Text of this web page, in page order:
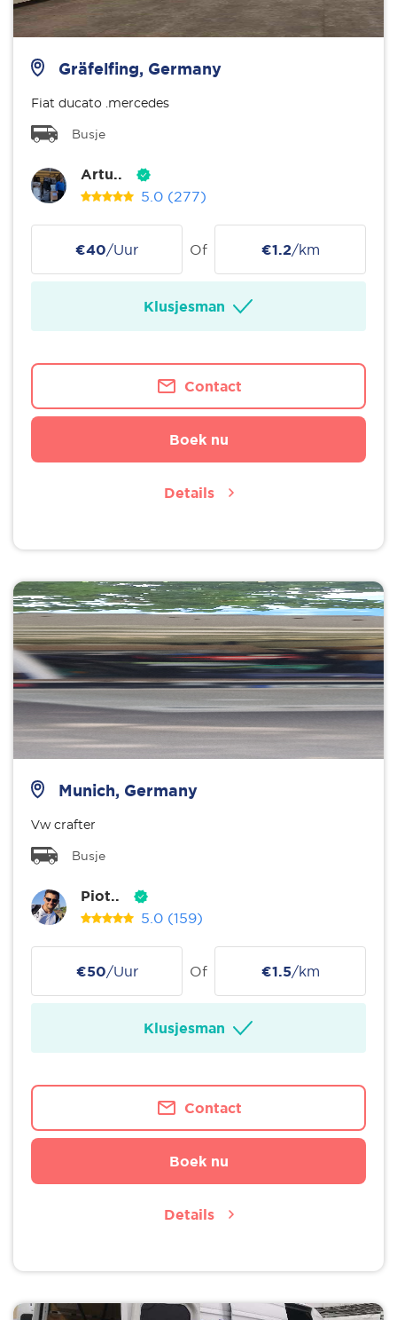
Gräfelfing, Germany
Fiat ducato .mercedes
Busje
Artu..
5.0 (277)
€40/Uur Of €1.2/km
Klusjesman
Contact
Boek nu
Details
Munich, Germany
Vw crafter
Busje
Piot..
5.0 (159)
€50/Uur Of €1.5/km
Klusjesman
Contact
Boek nu
Details